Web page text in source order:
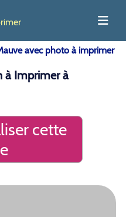
avec photo à imprimer
à Imprimer à
cette